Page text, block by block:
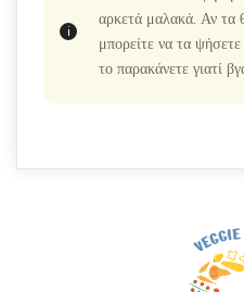
αρκετά μαλακά. Αν τα
μπορείτε να τα
το παρακάνετε γιατί